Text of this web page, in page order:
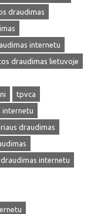
draudimas
internetu
draudimas lietuvoje
tpvca
internetu
draudimas
internetu